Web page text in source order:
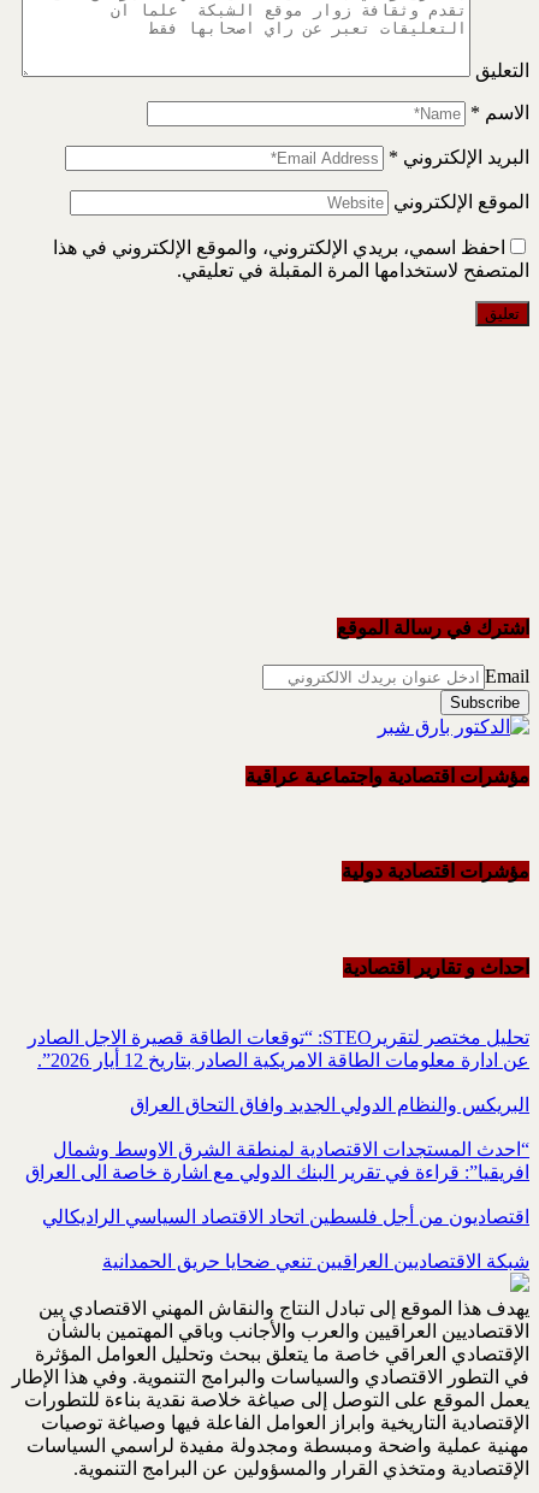
التعليق
الاسم *
البريد الإلكتروني *
الموقع الإلكتروني
احفظ اسمي، بريدي الإلكتروني، والموقع الإلكتروني في هذا
المتصفح لاستخدامها المرة المقبلة في تعليقي.
اشترك في رسالة الموقع
Email
مؤشرات اقتصادية واجتماعية عراقية
مؤشرات اقتصادية دولية
احداث و تقاریر اقتصادیة
تحليل مختصر لتقريرSTEO‏: “توقعات الطاقة قصيرة الاجل الصادر
عن ادارة معلومات الطاقة الامريكية ‏الصادر بتاريخ 12 أيار 2026”.‏
البريكس والنظام الدولي الجديد وافاق التحاق العراق
“احدث المستجدات الاقتصادية لمنطقة الشرق الاوسط وشمال
افريقيا”: قراءة في تقرير البنك الدولي مع اشارة خاصة الى العراق
اقتصاديون من أجل فلسطين اتحاد الاقتصاد السياسي الراديكالي
شبكة الاقتصاديين العراقيين تنعي ضحايا حريق الحمدانية
يهدف هذا الموقع إلى تبادل النتاج والنقاش المهني الاقتصادي بين
الاقتصاديين العراقيين والعرب والأجانب وباقي المهتمين بالشأن
الإقتصادي العراقي خاصة ما يتعلق ببحث وتحليل العوامل المؤثرة
في التطور الاقتصادي والسياسات والبرامج التنموية. وفي هذا الإطار
يعمل الموقع على التوصل إلى صياغة خلاصة نقدية بناءة للتطورات
الإقتصادية التاريخية وابراز العوامل الفاعلة فيها وصياغة توصيات
مهنية عملية واضحة ومبسطة ومجدولة مفيدة لراسمي السياسات
الإقتصادية ومتخذي القرار والمسؤولين عن البرامج التنموية.